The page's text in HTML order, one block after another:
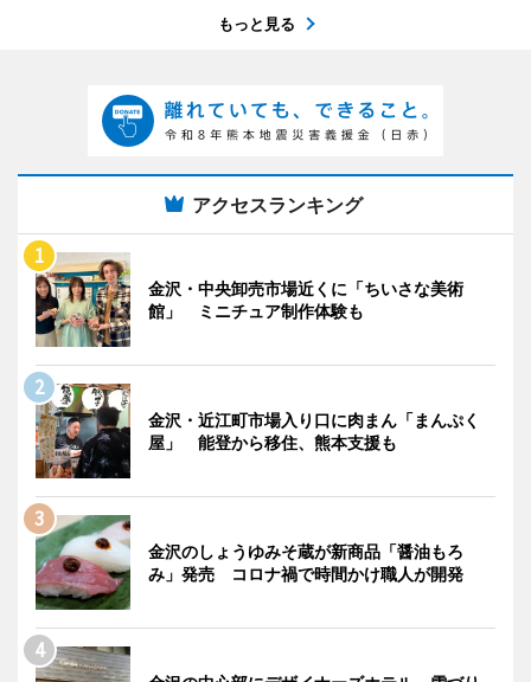
もっと見る
アクセスランキング
金沢・中央卸売市場近くに「ちいさな美術
館」 ミニチュア制作体験も
金沢・近江町市場入り口に肉まん「まんぷく
屋」 能登から移住、熊本支援も
金沢のしょうゆみそ蔵が新商品「醤油もろ
み」発売 コロナ禍で時間かけ職人が開発